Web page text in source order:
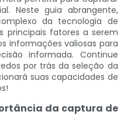
Neste guia abrangente,
da tecnologia de
principais fatores a serem
informações valiosas para
informada. Continue
por trás da seleção da
suas capacidades de
da captura de